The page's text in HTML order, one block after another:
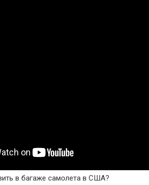
в багаже самолета в США?